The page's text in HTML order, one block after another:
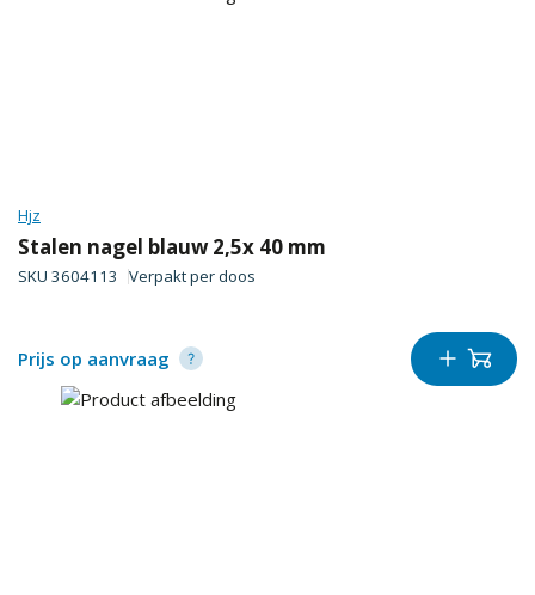
Hjz
Stalen nagel blauw 2,5x 40 mm
SKU 3604113 Verpakt perdoos
Prijs op aanvraag